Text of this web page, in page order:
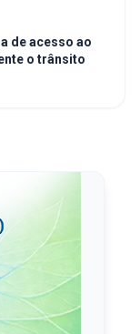
de acesso ao
o trânsito